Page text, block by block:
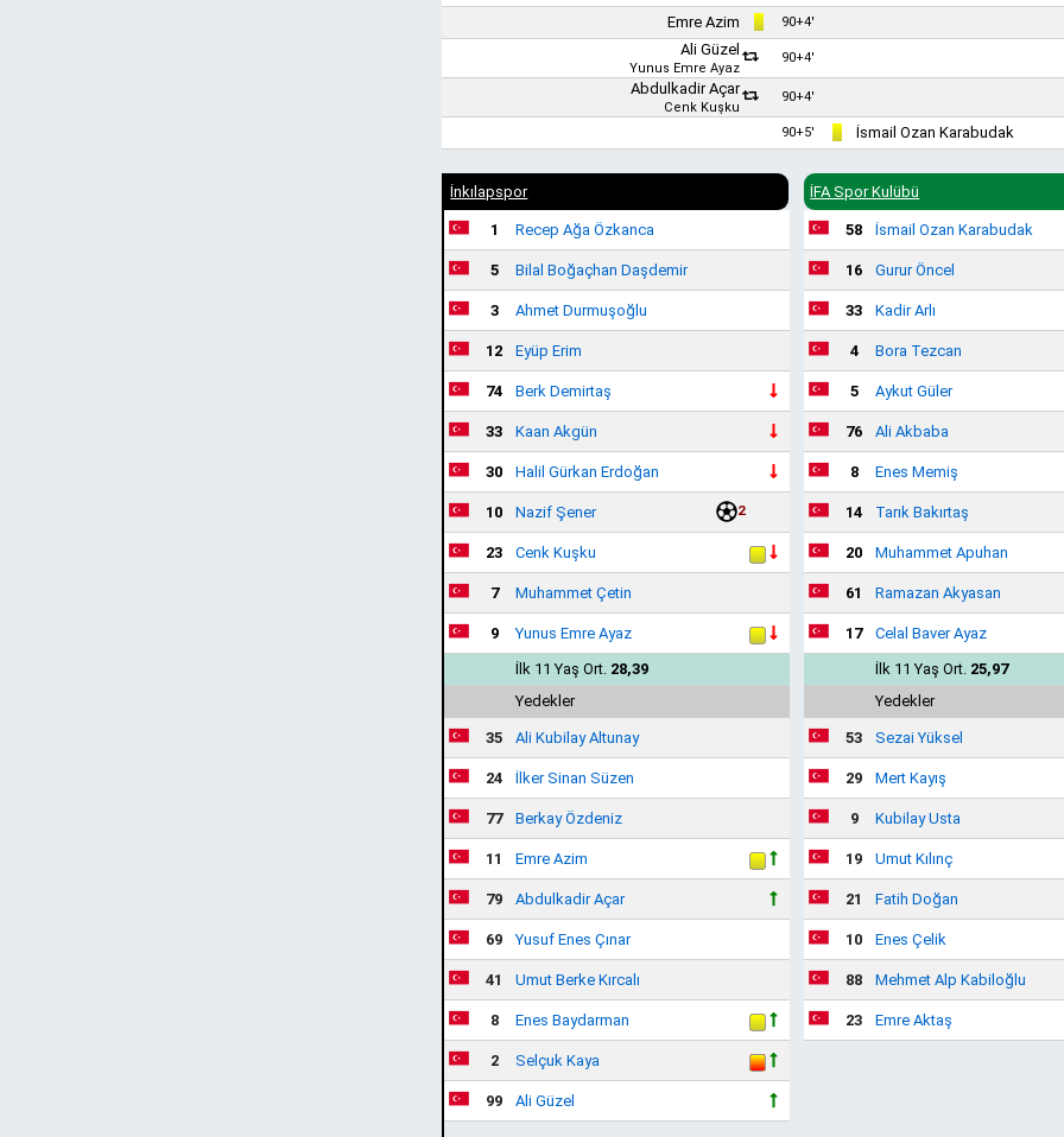
Emre Azim 90+4'
Ali Güzel
Yunus Emre Ayaz
90+4'
Abdulkadir Açar
Cenk Kuşku
90+4'
90+5' İsmail Ozan Karabudak
İnkılapspor
1 Recep Ağa Özkanca
5 Bilal Boğaçhan Daşdemir
3 Ahmet Durmuşoğlu
12 Eyüp Erim
74 Berk Demirtaş
33 Kaan Akgün
30 Halil Gürkan Erdoğan
10 Nazif Şener 2
23 Cenk Kuşku
7 Muhammet Çetin
9
Yunus Emre Ayaz
İlk 11 Yaş Ort. 28,39
Yedekler
35 Ali Kubilay Altunay
24 İlker Sinan Süzen
77 Berkay Özdeniz
11 Emre Azim
79 Abdulkadir Açar
69 Yusuf Enes Çınar
41 Umut Berke Kırcalı
8 Enes Baydarman
2 Selçuk Kaya
99 Ali Güzel
İFA Spor Kulübü
58 İsmail Ozan Karabudak
16 Gurur Öncel
33 Kadir Arlı
4 Bora Tezcan
5 Aykut Güler
76 Ali Akbaba
8 Enes Memiş
14 Tarık Bakırtaş
20 Muhammet Apuhan
61 Ramazan Akyasan
17
Celal Baver Ayaz
İlk 11 Yaş Ort. 25,97
Yedekler
53 Sezai Yüksel
29 Mert Kayış
9 Kubilay Usta
19 Umut Kılınç
21 Fatih Doğan
10 Enes Çelik
88 Mehmet Alp Kabiloğlu
23 Emre Aktaş